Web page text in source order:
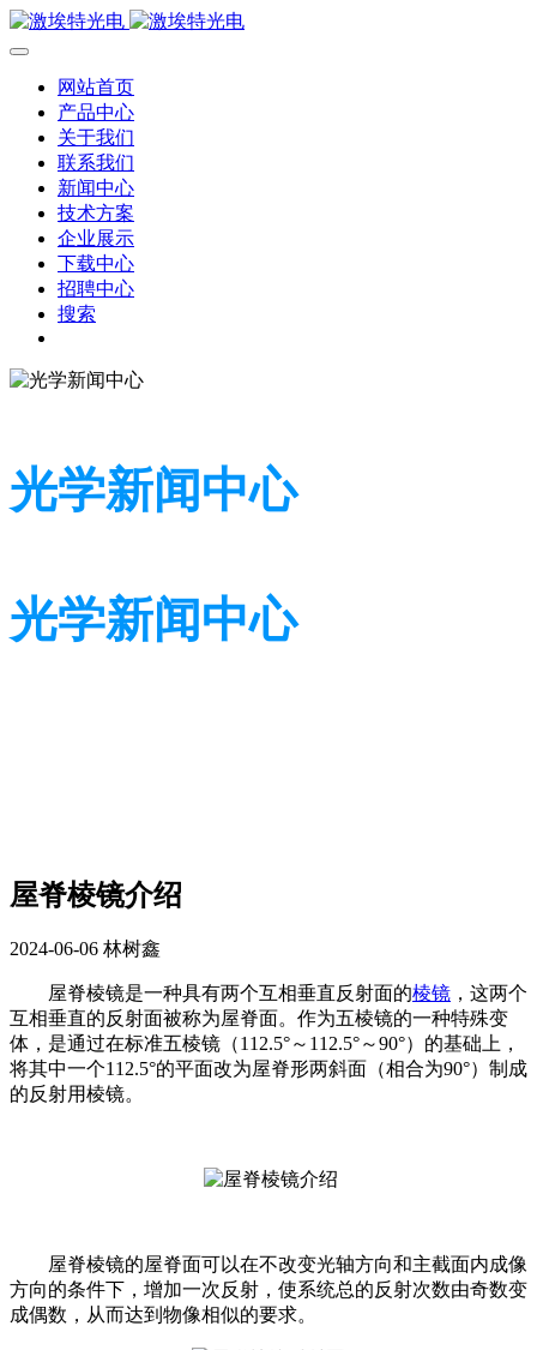
网站首页
产品中心
关于我们
联系我们
新闻中心
技术方案
企业展示
下载中心
招聘中心
搜索
光学新闻中心
光学新闻中心
屋脊棱镜介绍
2024-06-06 林树鑫
屋脊棱镜是一种具有两个互相垂直反射面的棱镜 ，这两个
互相垂直的反射面被称为屋脊面。作为五棱镜的一种特殊变
体，是通过在标准五棱镜（112.5°～112.5°～90°）的基础上，
将其中一个112.5°的平面改为屋脊形两斜面（相合为90°）制成
的反射用棱镜。
屋脊棱镜的屋脊面可以在不改变光轴方向和主截面内成像
方向的条件下，增加一次反射，使系统总的反射次数由奇数变
成偶数，从而达到物像相似的要求。